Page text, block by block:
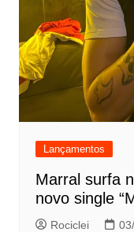
Lançamentos
Marral surfa
novo single
Rociclei